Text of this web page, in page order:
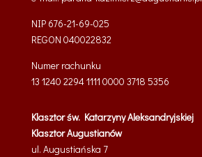
NIP 676-21-69-025
REGON 040022832
Numer rachunku
13 1240 2294 1111 0000 3718 5356
Klasztor św. Katarzyny Aleksandryjskiej
Klasztor Augustianów
ul. Augustiańska 7